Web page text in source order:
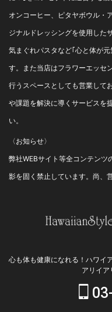
オンコーヒー、ピタヤボウル・
ジナルドレッシングを使用した
気まぐれパスタなど｢心と体が
す。また当店はフラワーエッセ
行うスペースとしても営業して
や課題を解決に導くサービスを
い。
〈お知らせ〉
弊社WEBサイト等全コンテン
影を固く禁止しています。尚、
心も体も健康になれる！ハワイ
アリイア